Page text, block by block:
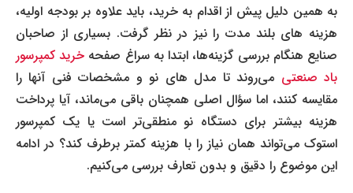
به همین دلیل پیش از اقدام به خرید، باید علاوه بر بودجه اولیه،
هزینه های بلند مدت را نیز در نظر گرفت. بسیاری از صاحبان
صنایع هنگام بررسی گزینه‌ها، ابتدا به سراغ صفحه خرید کمپرسور
باد صنعتی می‌روند تا مدل های نو و مشخصات فنی آنها را
مقایسه کنند، اما سؤال اصلی همچنان باقی می‌ماند، آیا پرداخت
هزینه بیشتر برای دستگاه نو منطقی‌تر است یا یک کمپرسور
استوک می‌تواند همان نیاز را با هزینه کمتر برطرف کند؟ در ادامه
این موضوع را دقیق و بدون تعارف بررسی می‌کنیم.